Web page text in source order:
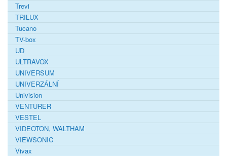
Trevi
TRILUX
Tucano
TV-box
UD
ULTRAVOX
UNIVERSUM
UNIVERZÁLNÍ
Univision
VENTURER
VESTEL
VIDEOTON, WALTHAM
VIEWSONIC
Vivax